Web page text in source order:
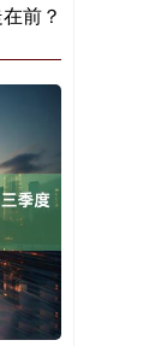
前？